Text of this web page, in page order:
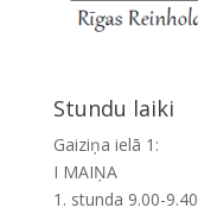
Stundu laiki
Gaiziņa ielā 1:
I MAIŅA
1. stunda 9.00-9.40